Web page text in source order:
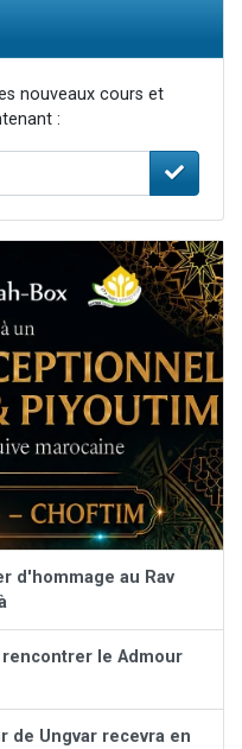
nouveaux cours et
:
d'hommage au Rav
rencontrer le Admour
de Ungvar recevra en